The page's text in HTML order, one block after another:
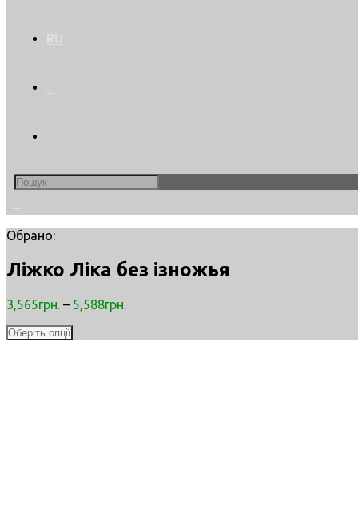
Search
this
Обрано:
Ліжко Ліка без ізножья
3,565грн. – 5,588грн.
Оберіть опції